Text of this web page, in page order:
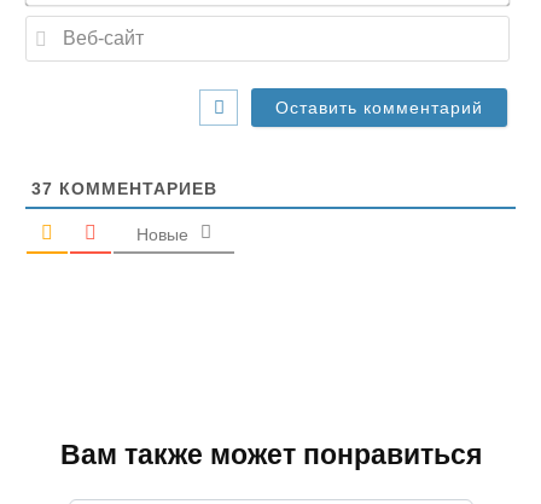
a
l
37 КОММЕНТАРИЕВ
Новые
Вам также может понравиться